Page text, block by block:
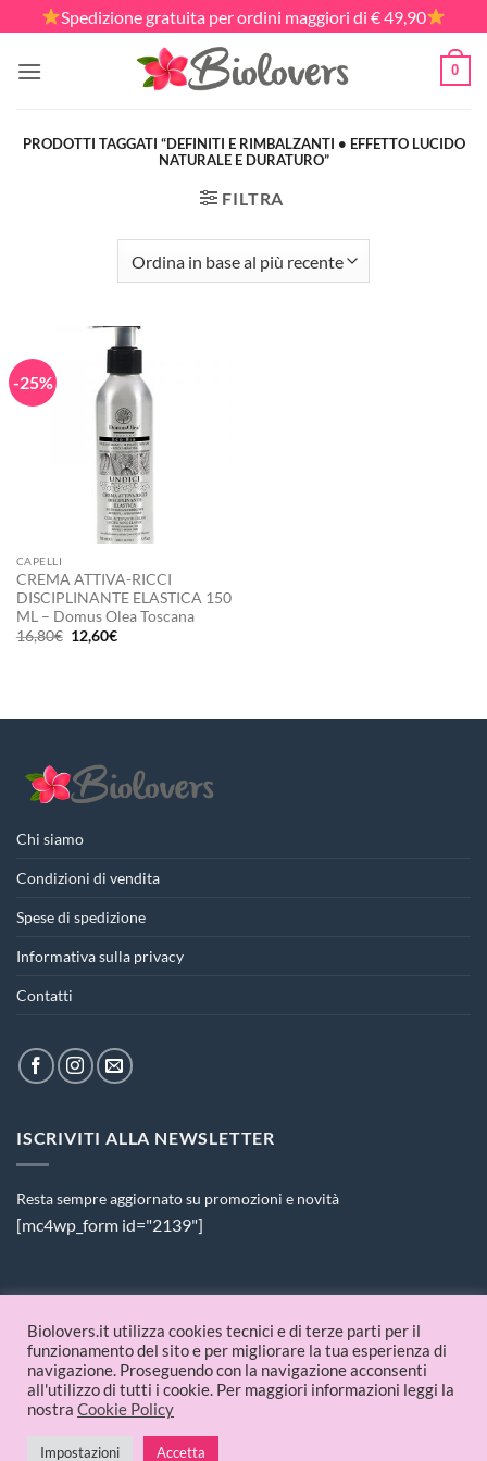
ai
contenuti
Spedizione gratuita per ordini maggiori di € 49,90
0
PRODOTTI TAGGATI “DEFINITI E RIMBALZANTI • EFFETTO LUCIDO
NATURALE E DURATURO”
FILTRA
-25%
CAPELLI
CREMA ATTIVA-RICCI
DISCIPLINANTE ELASTICA 150
ML – Domus Olea Toscana
16,80€ Il
prezzo
12,60€Il
Chi siamo
Condizioni di vendita
Spese di spedizione
Informativa sulla privacy
Contatti
ISCRIVITI ALLA NEWSLETTER
Resta sempre aggiornato su promozioni e novità
[mc4wp_form id="2139"]
PAGAMENTI ACCETTATI
© 2026 Biolovers.it | P.IVA 09336481214
Biolovers.it utilizza cookies tecnici e di terze parti per il
funzionamento del sito e per migliorare la tua esperienza di
navigazione. Proseguendo con la navigazione acconsenti
all'utilizzo di tutti i cookie. Per maggiori informazioni leggi la
nostra Cookie Policy
Impostazioni Accetta